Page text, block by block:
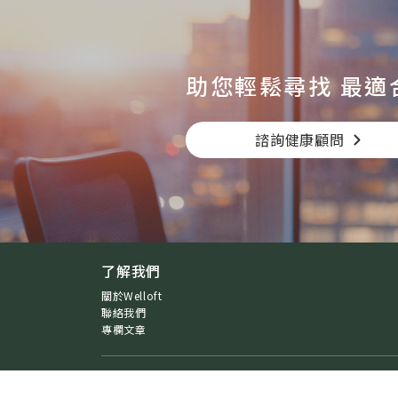
助您輕鬆尋找 最適
諮詢健康顧問
了解我們
關於Welloft
聯絡我們
專欄文章